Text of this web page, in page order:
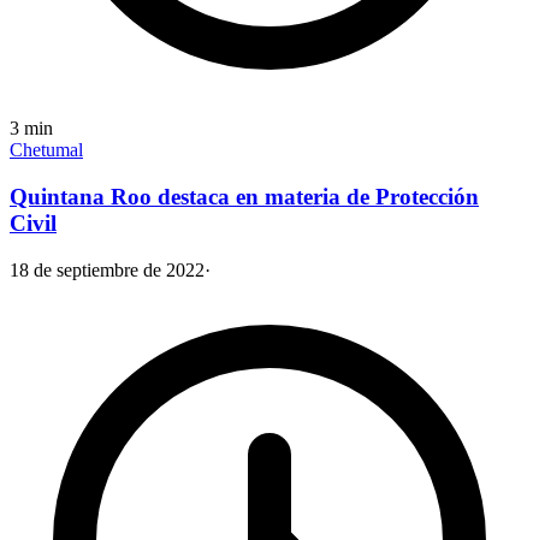
3 min
Chetumal
Quintana Roo destaca en materia de Protección
Civil
18 de septiembre de 2022·